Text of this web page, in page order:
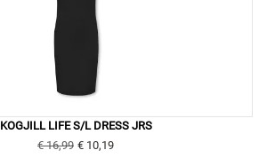
KOGJILL LIFE S/L DRESS JRS
€ 16,99 € 10,19